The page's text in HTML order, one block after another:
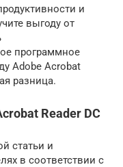
и
выгоду от
программное
Adobe Acrobat
разница.
Reader DC
статьи и
в соответствии с